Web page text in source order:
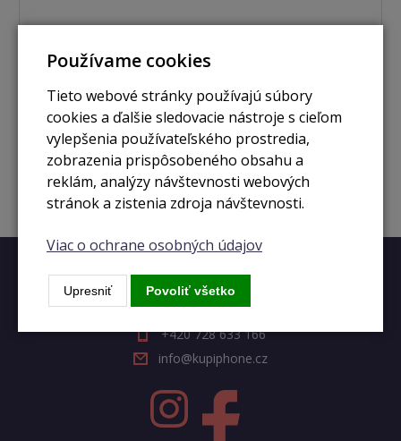
Zobraziť
Rýchly kontakt
+420 728 633 166
info@kupiphone.cz
Používame cookies
Tieto webové stránky používajú súbory
cookies a ďalšie sledovacie nástroje s cieľom
vylepšenia používateľského prostredia,
zobrazenia prispôsobeného obsahu a
reklám, analýzy návštevnosti webových
stránok a zistenia zdroja návštevnosti.
Viac o ochrane osobných údajov
Upresniť Povoliť všetko